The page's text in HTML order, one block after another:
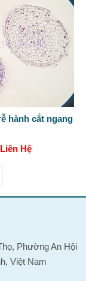
hành cắt ngang
Liên Hệ
Phường An Hội
Việt Nam